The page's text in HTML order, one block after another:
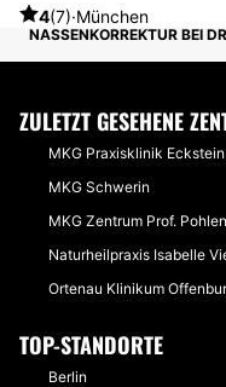
4(7)·München
NATÜRLICHE NASE: SEHR
NASSENKORREKTUR BEI
ZULETZT GESEHENE
MKG Praxisklinik Eckstein
MKG Schwerin
MKG Zentrum Prof.
Naturheilpraxis Isabelle
Ortenau Klinikum
TOP-STANDORTE
Berlin